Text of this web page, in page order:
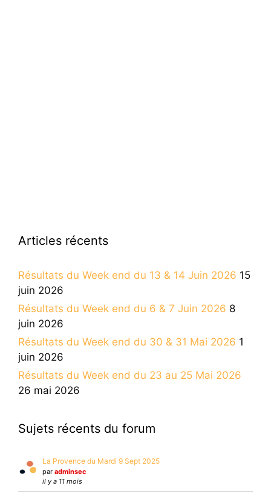
Articles récents
Résultats du Week end du 13 & 14 Juin 2026 15
juin 2026
Résultats du Week end du 6 & 7 Juin 2026 8
juin 2026
Résultats du Week end du 30 & 31 Mai 2026 1
juin 2026
Résultats du Week end du 23 au 25 Mai 2026
26 mai 2026
Sujets récents du forum
La Provence du Mardi 9 Sept 2025
par adminsec
il y a 11 mois